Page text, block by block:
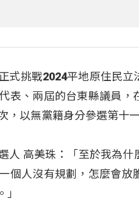
式挑戰2024平地原住民立
表、兩屆的台東縣議員
，以無黨籍身分參選第十
人 高美珠：「至於我為
個人沒有規劃，怎麼會